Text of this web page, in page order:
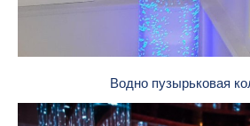
Водно пузырьковая